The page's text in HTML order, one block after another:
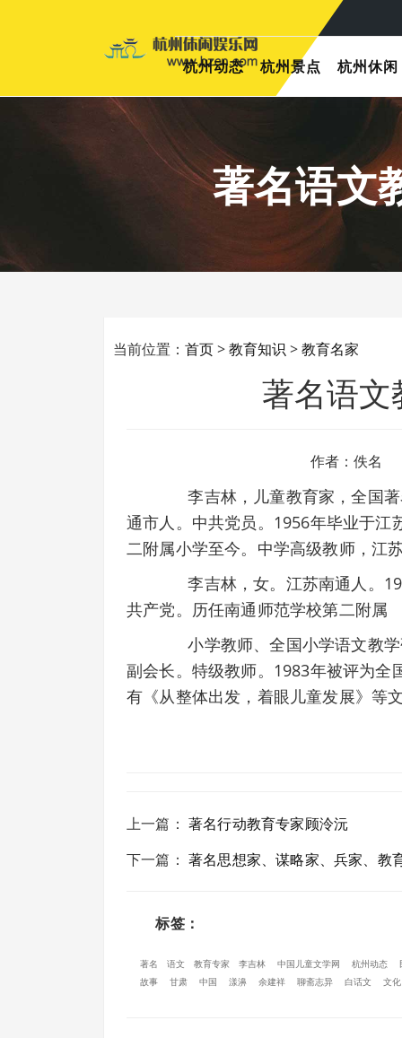
杭州动态 杭州景点 杭州休闲
著名语文
当前位置： 首页>教育知识 >教育名家
著名语
作者：佚名
李吉林，儿童教育家，全国著
通市人。中共党员。1956年毕业于江
二附属小学至今。中学高级教师，江
李吉林，女。江苏南通人。
共产党。历任南通师范学校第二附属
小学教师、全国小学语文教学
副会长。特级教师。1983年被评为全
有《从整体出发，着眼儿童发展》等
上一篇 ：著名行动教育专家顾泠沅
下一篇 ：著名思想家、谋略家、兵家、教
标签：
著名 语文 教育专家 李吉林 中国儿童文学网 杭州动态
故事
甘肃 中国 漾濞 余建祥 聊斋志异 白话文 文化